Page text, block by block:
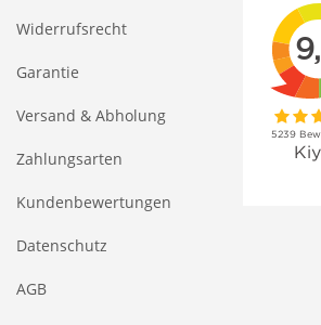
Widerrufsrecht
Garantie
Versand & Abholung
Zahlungsarten
Kundenbewertungen
Datenschutz
AGB